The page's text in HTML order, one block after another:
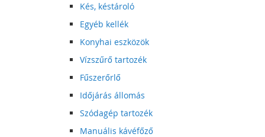
Kés, késtároló
Egyéb kellék
Konyhai eszközök
Vízszűrő tartozék
Fűszerőrlő
Időjárás állomás
Szódagép tartozék
Manuális kávéfőző